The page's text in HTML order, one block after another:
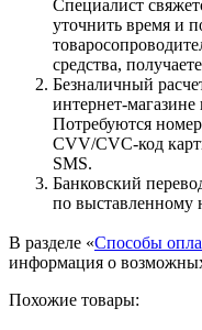
Специалист
уточнить время и
средства,
Безналичный
интернет-
Потребуются
CVV/CVC-код
SMS.
Банковский
по выставленному
В разделе «Способы
информация о
Похожие товары: